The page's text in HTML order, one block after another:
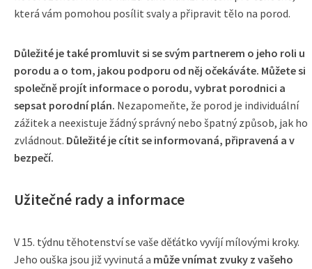
která vám pomohou posílit svaly a připravit tělo na porod.
Důležité je také promluvit si se svým partnerem o jeho roli u
porodu a o tom, jakou podporu od něj očekáváte. Můžete si
společně projít informace o porodu, vybrat porodnici a
sepsat porodní plán. Nezapomeňte, že porod je individuální
zážitek a neexistuje žádný správný nebo špatný způsob, jak ho
zvládnout. Důležité je cítit se informovaná, připravená a v
bezpečí.
Užitečné rady a informace
V 15. týdnu těhotenství se vaše děťátko vyvíjí mílovými kroky.
Jeho ouška jsou již vyvinutá a může vnímat zvuky z vašeho